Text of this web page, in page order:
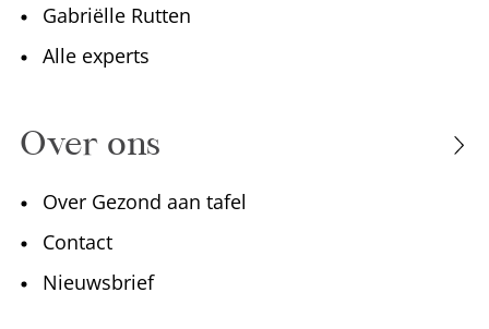
Gabriëlle Rutten
Alle experts
Over ons
Over Gezond aan tafel
Contact
Nieuwsbrief